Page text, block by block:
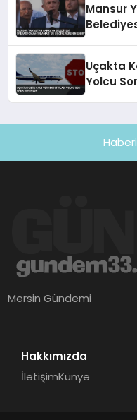
Mansur
Uçakta
Yolcu
Mersin Gündemi
Hakkımızda
İletişimKünye